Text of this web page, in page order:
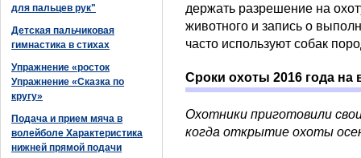
для пальцев рук"
Детская пальчиковая
гимнастика в стихах
Упражнение «росток
Упражнение «Сказка по
кругу»
Подача и прием мяча в
волейболе Характеристика
нижней прямой подачи
держать разрешение на
животного и запись о
часто используют собак
Сроки охоты 2016 года
Охотники приготовили
когда открытие охоты